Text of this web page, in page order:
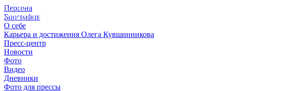
Персона
Биография
О себе
Карьера и достижения Олега Кувшинникова
Пресс-центр
Новости
Фото
Видео
Дневники
Фото для прессы
© 2012 - 2023,
КУВШИННИКОВ О.А.